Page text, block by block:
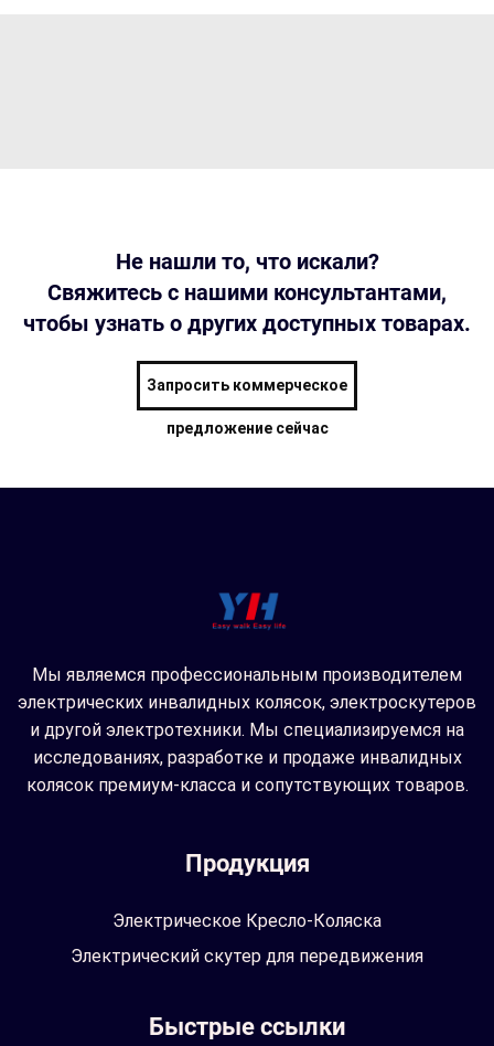
Не нашли то, что искали?
Свяжитесь с нашими консультантами,
чтобы узнать о других доступных товарах.
Запросить коммерческое
предложение сейчас
Мы являемся профессиональным производителем
электрических инвалидных колясок, электроскутеров
и другой электротехники. Мы специализируемся на
исследованиях, разработке и продаже инвалидных
колясок премиум-класса и сопутствующих товаров.
Продукция
Электрическое Кресло-Коляска
Электрический скутер для передвижения
Быстрые ссылки